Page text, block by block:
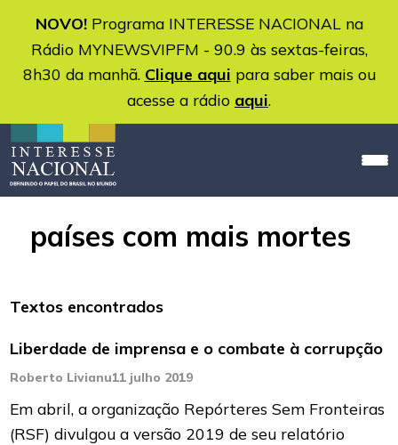
NOVO!Programa INTERESSE NACIONAL na
Rádio MYNEWSVIPFM - 90.9 às sextas-feiras,
8h30 da manhã. Clique aqui para saber mais ou
acesse a rádio aqui.
países com mais mortes
Textos encontrados
Liberdade de imprensa e o combate à corrupção
Roberto Livianu11 julho 2019
Em abril, a organização Repórteres Sem Fronteiras
(RSF) divulgou a versão 2019 de seu relatório